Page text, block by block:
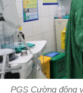
PGS Cường động